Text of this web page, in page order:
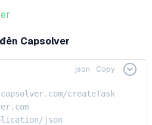
Capsolver
json Copy
createTask
json